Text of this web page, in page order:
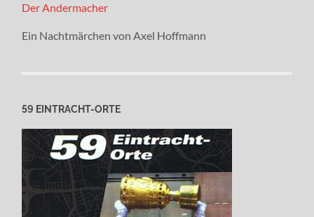
Der Andermacher
Ein Nachtmärchen von Axel Hoffmann
59 EINTRACHT-ORTE